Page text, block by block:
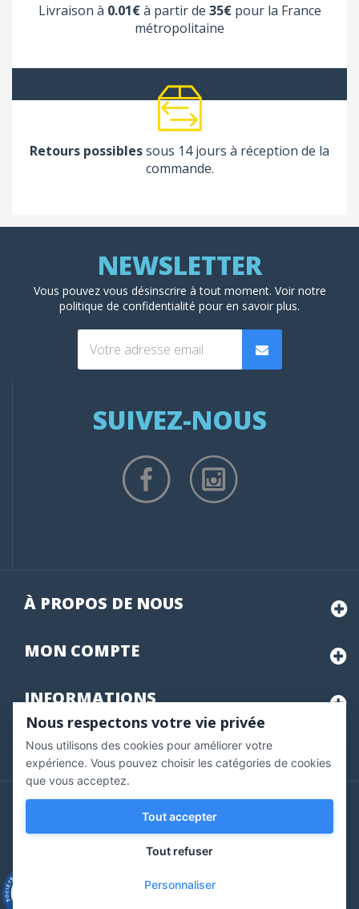
Livraison à 0.01€à partir de 35€pour la France
métropolitaine
Retours possiblessous 14 jours à réception de la
commande.
Vous pouvez vous désinscrire à tout moment. Voir notre
politique de confidentialité pour en savoir plus.
SUIVEZ-NOUS
À PROPOS DE NOUS
MON COMPTE
INFORMATIONS
Marchand approuvé par la Société des Avis Garantis,
pour vérifier .
Copyright © 2020 Vernazobres Grego - tous droits
réservés.
Nous respectons votre vie privée
Nous utilisons des cookies pour améliorer votre
expérience. Vous pouvez choisir les catégories de cookies
que vous acceptez.
Tout accepter
Tout refuser
Personnaliser